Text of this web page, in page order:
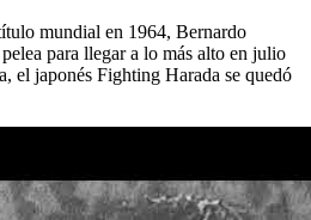
mundial en 1964, Bernardo
para llegar a lo más alto en julio
el japonés Fighting Harada se quedó